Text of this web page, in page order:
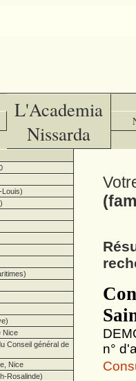
L'Academia
Nissarda
Louis)
Nice
Conseil général de
Nice
Rosalinde)
n°